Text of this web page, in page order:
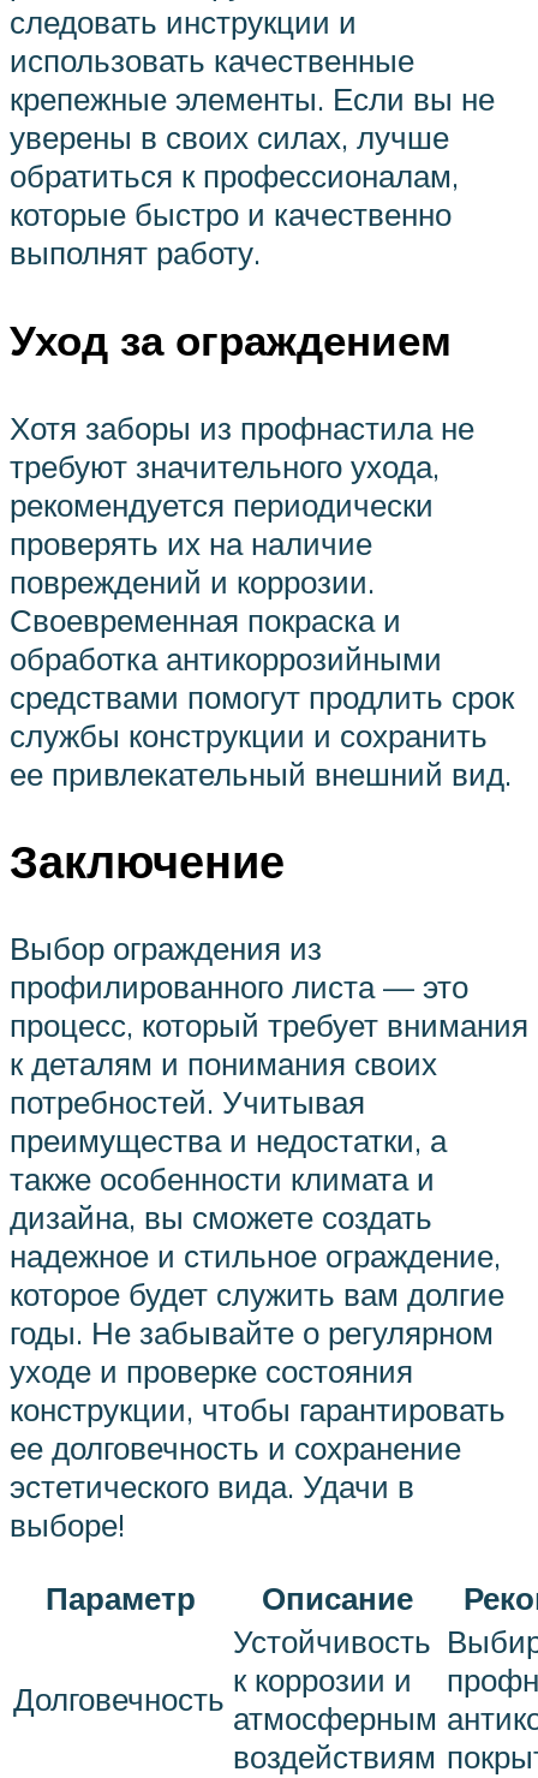
следовать инструкции и
использовать качественные
крепежные элементы. Если вы не
уверены в своих силах, лучше
обратиться к профессионалам,
которые быстро и качественно
выполнят работу.
Уход за ограждением
Хотя заборы из профнастила не
требуют значительного ухода,
рекомендуется периодически
проверять их на наличие
повреждений и коррозии.
Своевременная покраска и
обработка антикоррозийными
средствами помогут продлить срок
службы конструкции и сохранить
ее привлекательный внешний вид.
Заключение
Выбор ограждения из
профилированного листа — это
процесс, который требует внимания
к деталям и понимания своих
потребностей. Учитывая
преимущества и недостатки, а
также особенности климата и
дизайна, вы сможете создать
надежное и стильное ограждение,
которое будет служить вам долгие
годы. Не забывайте о регулярном
уходе и проверке состояния
конструкции, чтобы гарантировать
ее долговечность и сохранение
эстетического вида. Удачи в
выборе!
Параметр
Описание
Долговечность
Устойчивость
к коррозии и
атмосферным
воздействиям